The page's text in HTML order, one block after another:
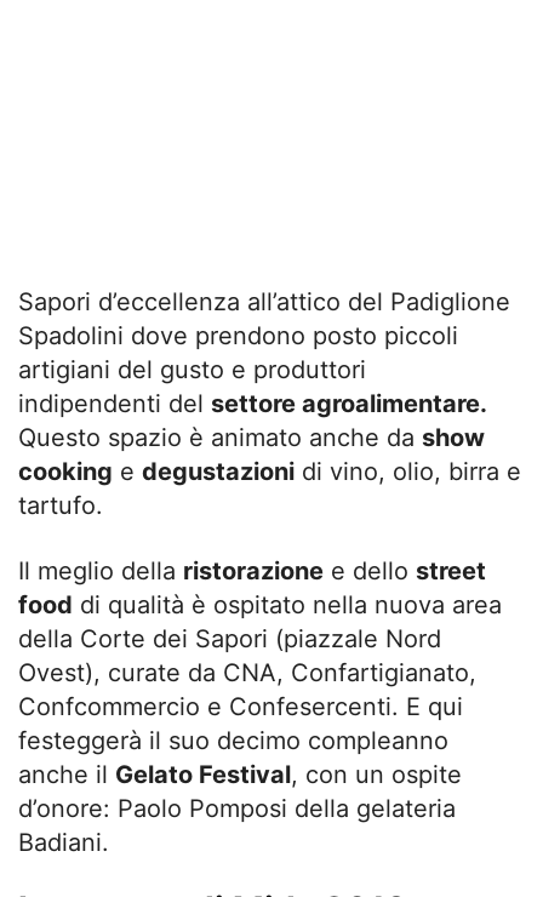
Sapori d’eccellenza all’attico del Padiglione
Spadolini dove prendono posto piccoli
artigiani del gusto e produttori
indipendenti del settore agroalimentare.
Questo spazio è animato anche da show
cooking e degustazioni di vino, olio, birra e
tartufo.
Il meglio della ristorazione e dello street
food di qualità è ospitato nella nuova area
della Corte dei Sapori (piazzale Nord
Ovest), curate da CNA, Confartigianato,
Confcommercio e Confesercenti. E qui
festeggerà il suo decimo compleanno
anche il Gelato Festival, con un ospite
d’onore: Paolo Pomposi della gelateria
Badiani.